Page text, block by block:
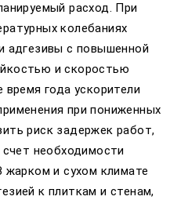
расход. При
колебаниях
адгезивы с повышенной
и скоростью
года ускорители
при пониженных
риск задержек работ,
необходимости
жарком и сухом климате
к плиткам и стенам,